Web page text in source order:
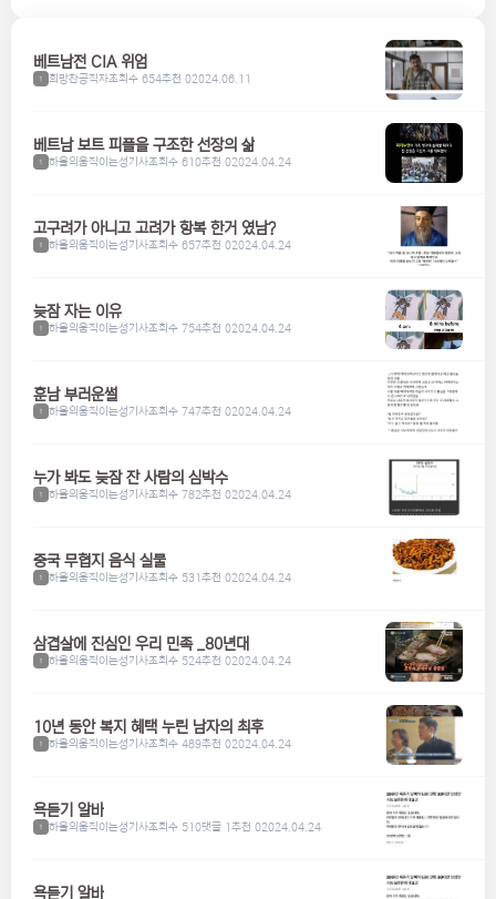
베트남전 CIA 위엄
1 희망찬공직자조회수 654추천 02024.06.11
베트남 보트 피플을 구조한 선장의 삶
1 하울의움직이는성기사조회수 610추천 02024.04.24
고구려가 아니고 고려가 항복 한거 였남?
1 하울의움직이는성기사조회수 657추천 02024.04.24
늦잠 자는 이유
1 하울의움직이는성기사조회수 754추천 02024.04.24
훈남 부러운썰
1 하울의움직이는성기사조회수 747추천 02024.04.24
누가 봐도 늦잠 잔 사람의 심박수
1 하울의움직이는성기사조회수 782추천 02024.04.24
중국 무협지 음식 실물
1 하울의움직이는성기사조회수 531추천 02024.04.24
삼겹살에 진심인 우리 민족 _80년대
1 하울의움직이는성기사조회수 524추천 02024.04.24
10년 동안 복지 혜택 누린 남자의 최후
1 하울의움직이는성기사조회수 489추천 02024.04.24
욕듣기 알바
1 하울의움직이는성기사조회수 510댓글 1추천 02024.04.24
욕듣기 알바